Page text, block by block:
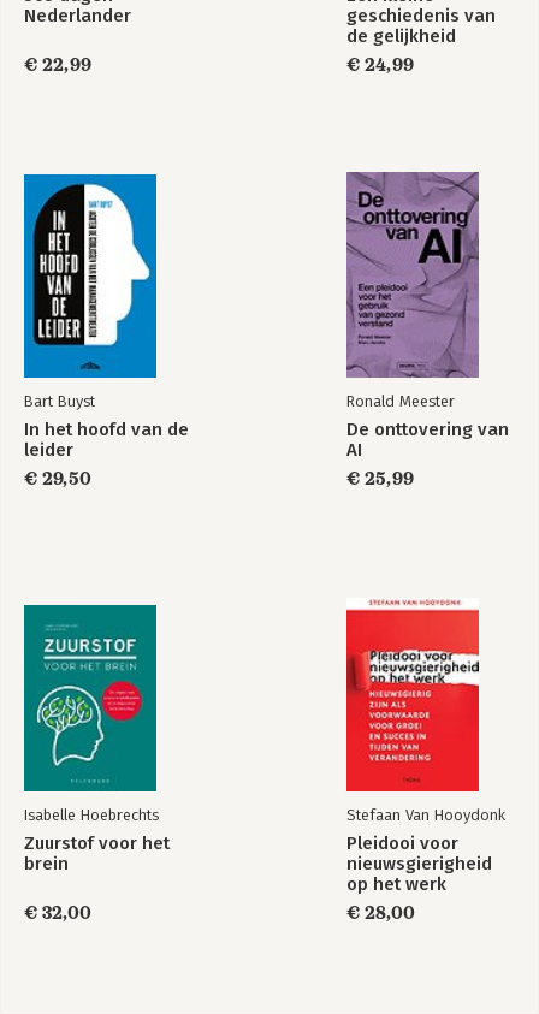
Nederlander
€ 22,99
geschiedenis van
de gelijkheid
€ 24,99
Bart Buyst
In het hoofd van de
leider
€ 29,50
Ronald Meester
De onttovering van
AI
€ 25,99
Isabelle Hoebrechts
Zuurstof voor het
brein
€ 32,00
Stefaan Van Hooydonk
Pleidooi voor
nieuwsgierigheid
op het werk
€ 28,00